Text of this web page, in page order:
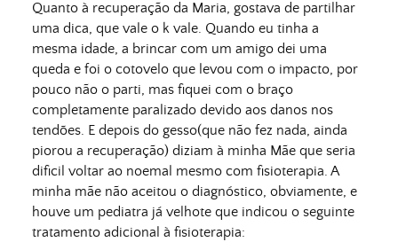
Quanto à recuperação da Maria, gostava de partilhar
uma dica, que vale o k vale. Quando eu tinha a
mesma idade, a brincar com um amigo dei uma
queda e foi o cotovelo que levou com o impacto, por
pouco não o parti, mas fiquei com o braço
completamente paralizado devido aos danos nos
tendões. E depois do gesso(que não fez nada, ainda
piorou a recuperação) diziam à minha Mãe que seria
dificil voltar ao noemal mesmo com fisioterapia. A
minha mãe não aceitou o diagnóstico, obviamente, e
houve um pediatra já velhote que indicou o seguinte
tratamento adicional à fisioterapia: